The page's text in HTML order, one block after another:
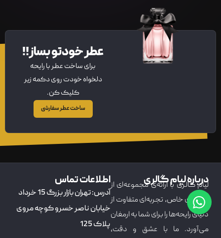
عطر خودتو بساز!!
برای ساخت عطر با رایحه
دلخواه خودت روی دکمه زیر
کلیک کن.
ساخت عطر سفارشی
درباره لیام گالری
لیام گالری با ارائه‌ی مجموعه‌ای از
عطرهای خاص، تجربه‌ای متفاوت از
دنیای رایحه‌ها را برای شما به ارمغان
می‌آورد. ما با عشق و دقت،
اطلاعات تماس
آدرس: تهران بازار بزرگ 15 خرداد
خیابان ناصر خسرو کوچه مروی
پلاک 125